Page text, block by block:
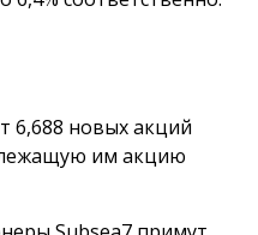
6,688 новых акций
им акцию